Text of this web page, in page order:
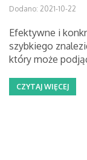
Dodano: 2021-10-22
Efektywne i
szybkiego
który może
CZYTAJ WIĘCEJ